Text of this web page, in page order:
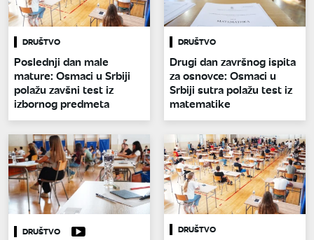
DRUŠTVO
Poslednji dan male
mature: Osmaci u Srbiji
polažu zavšni test iz
izbornog predmeta
DRUŠTVO
Drugi dan završnog ispita
za osnovce: Osmaci u
Srbiji sutra polažu test iz
matematike
DRUŠTVO DRUŠTVO